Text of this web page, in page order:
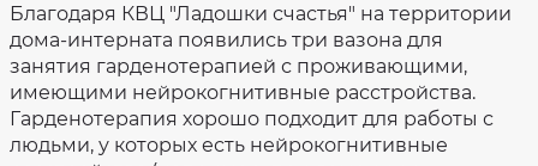
ГАСУСОССЗН
ПО
"Сердобский
дом-
интернат
для
престарелых
и
инвалидов"
Тарифы
на
социальные
Режим
работы
ГАСУСОССЗН
ПО
"Сердобский-
интернат
Работа клубов
Новости
Вопрос-ответ
Благодаря КВЦ "Ладошки счастья" на территории
дома-интерната появились три вазона для
занятия гарденотерапией с проживающими,
имеющими нейрокогнитивные расстройства.
Гарденотерапия хорошо подходит для работы с
людьми, у которых есть нейрокогнитивные